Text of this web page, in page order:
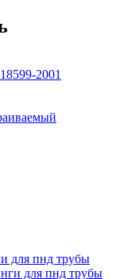
2001
для пнд трубы